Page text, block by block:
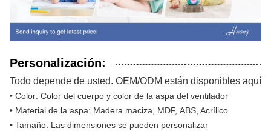
Personalización:
Todo depende de usted. OEM/ODM están disponibles aquí​
• Color: Color del cuerpo y color de la aspa del ventilador
• Material de la aspa: Madera maciza, MDF, ABS, Acrílico
• Tamaño: Las dimensiones se pueden personalizar